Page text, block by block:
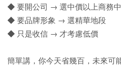
◆ 要開公司 → 選中價以上商務
◆ 要品牌形象 → 選精華地段
◆ 只是收信 → 才考慮低價
簡單講，你今天省幾百，未來可